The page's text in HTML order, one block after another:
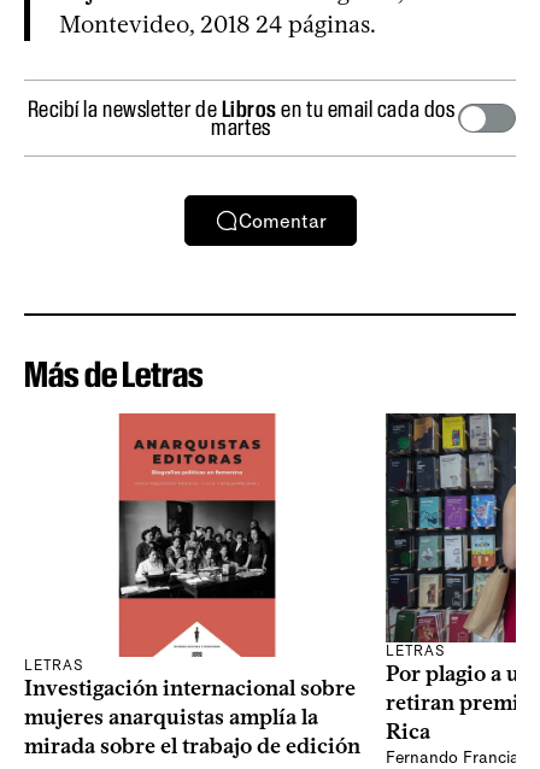
Montevideo, 2018 24 páginas.
Recibí la newsletter deLibrosen tu email cada dos
martes
Comentar
Más de Letras
LETRAS
Investigación internacional sobre
mujeres anarquistas amplía la
mirada sobre el trabajo de edición
LETRAS
Por plagio a
retiran premio
Rica
Fernando Francia,